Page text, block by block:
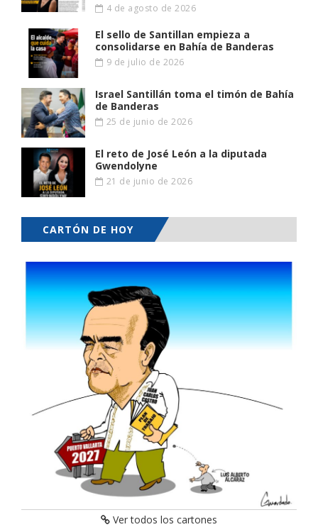
4 de agosto de 2026
El sello de Santillan empieza a
consolidarse en Bahía de Banderas
9 de julio de 2026
Israel Santillán toma el timón de Bahía
de Banderas
25 de junio de 2026
El reto de José León a la diputada
Gwendolyne
21 de junio de 2026
CARTÓN DE HOY
Ver todos los cartones